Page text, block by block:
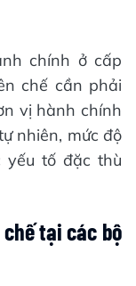
chính ở cấp
chế cần phải
vị hành chính
nhiên, mức độ
tố đặc thù
tại các bộ